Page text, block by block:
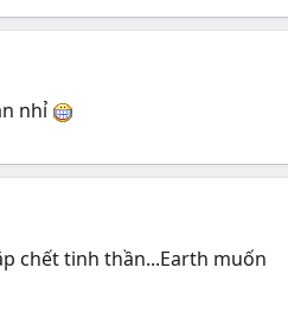
nhỉ
chết tinh thần...Earth muốn